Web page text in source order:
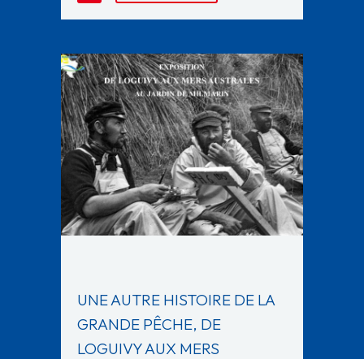
UNE AUTRE HISTOIRE DE LA
GRANDE PÊCHE, DE
LOGUIVY AUX MERS